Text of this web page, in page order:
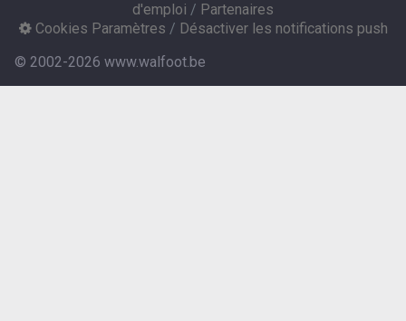
d'emploi / Partenaires
Cookies Paramètres / Désactiver les notifications push
© 2002-2026 www.walfoot.be